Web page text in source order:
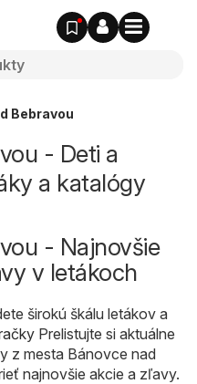
Bebravou
- Deti a
a katalógy
- Najnovšie
v letákoch
širokú škálu letákov a
Prelistujte si aktuálne
z mesta Bánovce nad
najnovšie akcie a zľavy.